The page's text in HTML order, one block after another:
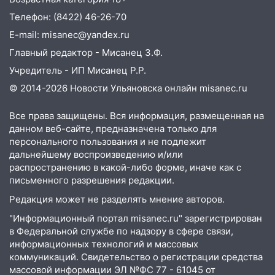
05:00 Кому 6 августа звезды сулят
прибыль, а кому — испытания на
прочность
05.08.2026
22:58 Соцсети: на проспекте Тюленева
ДТП с мотоциклистом
жительницу Ульяновской области
19:14 Житель Ульяновской области
подвез троих незнакомцев на трассе и
заработал уголовное дело
Ульяновской области
18:00 Мотофристайл, рок и силовой
экстрим: в Ульяновске пройдет
большой фестиваль «Наше время»
Телефон: (8422) 46-26-70
E-mail: misanec@yandex.ru
Главный редактор - Мисанец З.Ф.
Учредитель - ИП Мисанец Р.Р.
© 2014-2026 Новости Ульяновска онлайн misanec.ru
Все права защищены. Вся информация, размещенная на
данном веб-сайте, предназначена только для
персонального пользования и не подлежит
дальнейшему воспроизведению и/или
распространению в какой-либо форме, иначе как с
письменного разрешения редакции.
Редакция может не разделять мнение авторов.
"Информационный портал misanec.ru" зарегистрирован
в Федеральной службе по надзору в сфере связи,
информационных технологий и массовых
коммуникаций. Свидетельство о регистрации средства
массовой информации ЭЛ №ФС 77 - 61045 от